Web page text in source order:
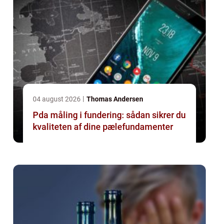
04 august 2026 Thomas Andersen
Pda måling i fundering: sådan sikrer du
kvaliteten af dine pælefundamenter